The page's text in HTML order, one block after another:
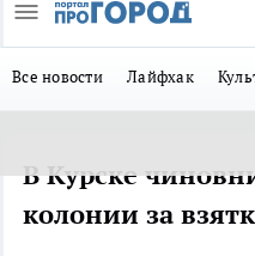
Все новости Лайфхак
В Курске
колонии за